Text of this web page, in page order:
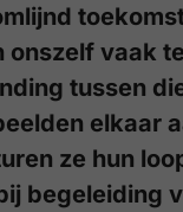
vaak
tussen
elkaar
ze hun
begeleiding